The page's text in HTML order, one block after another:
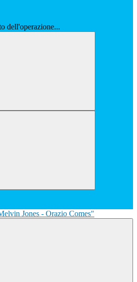
dell'operazione...